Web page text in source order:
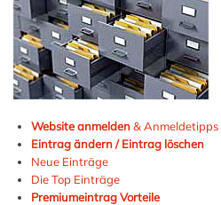
Website anmelden& Anmeldetipps
Eintrag ändern / Eintrag löschen
Neue Einträge
Die Top Einträge
Premiumeintrag Vorteile